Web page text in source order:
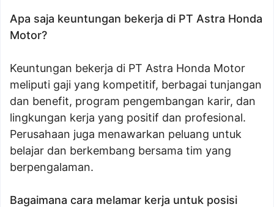
Apa saja keuntungan bekerja di PT Astra Honda
Motor?
Keuntungan bekerja di PT Astra Honda Motor
meliputi gaji yang kompetitif, berbagai tunjangan
dan benefit, program pengembangan karir, dan
lingkungan kerja yang positif dan profesional.
Perusahaan juga menawarkan peluang untuk
belajar dan berkembang bersama tim yang
berpengalaman.
Bagaimana cara melamar kerja untuk posisi